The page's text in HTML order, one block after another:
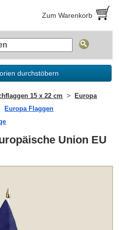
Zum Warenkorb
durchstöbern
15 x 22 cm
Europa
Europa Flaggen
Union EU